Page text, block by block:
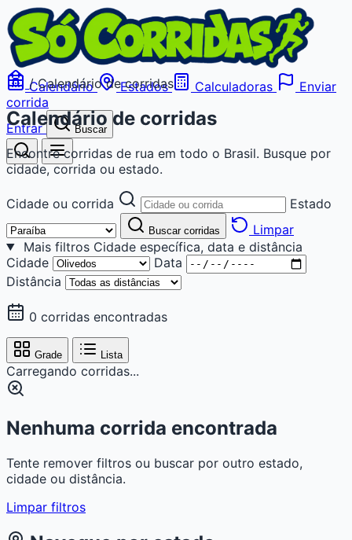
Calendário Estados Calculadoras
Enviar
corrida
Entrar
Buscar
/ Calendário de corridas
Calendário de corridas
Encontre corridas de rua em todo o Brasil. Busque por
cidade, corrida ou estado.
Cidade ou corrida Estado
Buscar corridas
Limpar
Mais filtros Cidade específica, data e distância
Cidade
Data
Distância
0 corridas encontradas
Grade Lista
Carregando corridas...
Nenhuma corrida encontrada
Tente remover filtros ou buscar por outro estado,
cidade ou distância.
Limpar filtros